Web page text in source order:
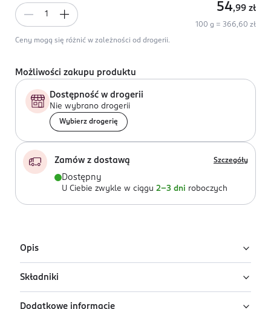
54,99 zł
100 g = 366,60 zł
Ceny mogą się różnić w zależności od drogerii.
Możliwości zakupu produktu
Dostępność w drogerii
Nie wybrano drogerii
Wybierz drogerię
Zamów z dostawą Szczegóły
Dostępny
U Ciebie zwykle w ciągu 2-3 dni roboczych
Opis
Kryjący podkład cushion Eveline Wonder
Match w odcieniu Ivory
Składniki
Dodatkowe informacje